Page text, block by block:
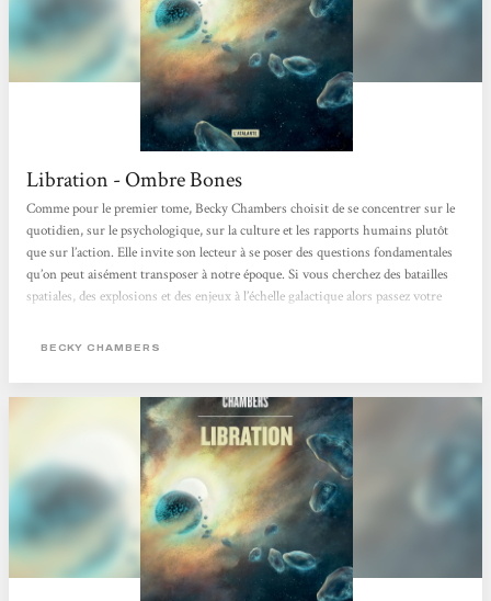
Libration - Ombre Bones
Comme pour le premier tome, Becky Chambers choisit de se concentrer sur le
quotidien, sur le psychologique, sur la culture et les rapports humains plutôt
que sur l’action. Elle invite son lecteur à se poser des questions fondamentales
qu’on peut aisément transposer à notre époque. Si vous cherchez des batailles
spatiales, des explosions et des enjeux à l’échelle galactique alors passez votre
bonheur. Ici, on cause éthique, origine de l’intelligence et de la conscience,
BECKY CHAMBERS